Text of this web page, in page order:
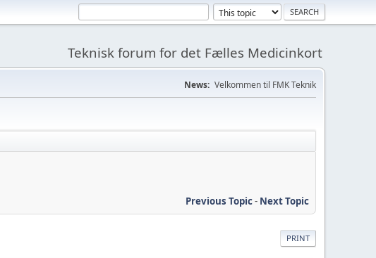
Teknisk forum for det Fælles Medicinkort
News: Velkommen til FMK Teknik
Previous Topic- Next Topic
PRINT